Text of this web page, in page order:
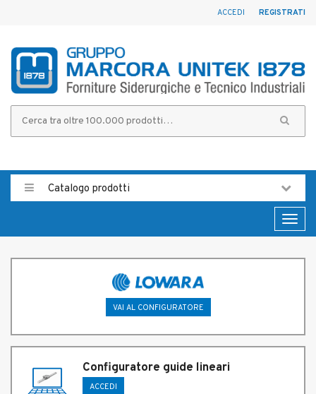
REGISTRATI
ACCEDI
Catalogo prodotti
VAI AL CONFIGURATORE
Configuratore guide lineari
ACCEDI